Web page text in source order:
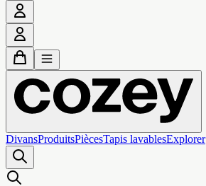
DivansProduitsPiècesTapis lavablesExplorer